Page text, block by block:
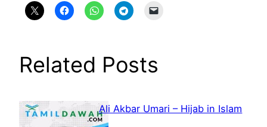
Related Posts
Ali Akbar Umari – Hijab in Islam